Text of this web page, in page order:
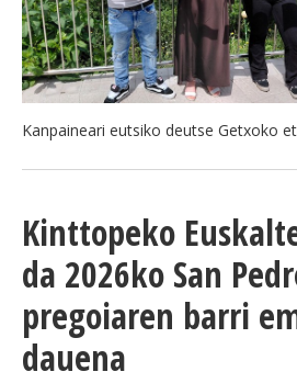
Kanpaineari eutsiko deutse Getxoko
Kinttopeko
da 2026ko San
pregoiaren barri
dauena